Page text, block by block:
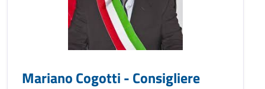
Mariano Cogotti - Consigliere